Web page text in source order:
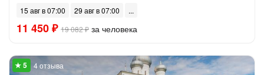
15 авг в 07:00 29 авг в 07:00
11 450 ₽ 19 082 ₽ за человека
4 отзыва